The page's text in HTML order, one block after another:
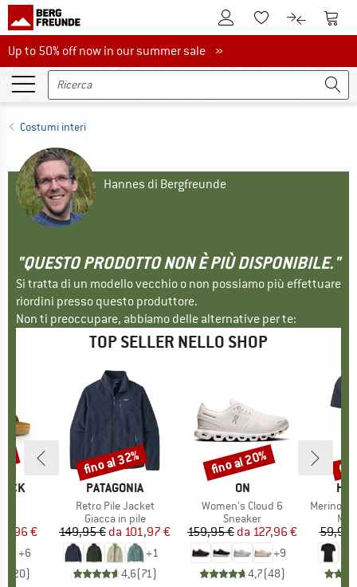
Al conto clienteAlla lista
Al Al
Up to 50% off now in our summer sale
Up to 50% off now in our summer sale »
Costumi interi
Hannes di Bergfreunde
"QUESTO PRODOTTO NON È PIÙ DISPONIBILE."
Si tratta di un modello vecchio o non possiamo più effettuare
riordini presso questo produttore.
Non ti preoccupare, abbiamo delle alternative per te:
TOP SELLER NELLO SHOP
ridotto
€
+6
20)
MARCHIO
PATAGONIA
Articolo
Retro Pile Jacket
Gruppo di prodotti
Giacca in pile
Prezzo
149,95 € Prezzo ridotto
da 101,97 €
+1
4,6(71)
Sconto
fino al 32%
MARCHIO
ON
Articolo
Women's Cloud 6
Gruppo di prodotti
Sneaker
Prezzo
159,95 € Prezzo ridotto
da 127,96 €
+9
4,7(48)
Sconto
fino al 20%
Articolo
MerinoMix150
59,95